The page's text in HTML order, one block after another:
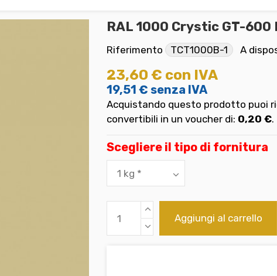
RAL 1000 Crystic GT-600
Riferimento TCT1000B-1 A
23,60 € con IVA
19,51 € senza IVA
Acquistando questo prodotto puoi
convertibili in un voucher di: 0,20 €.
Scegliere il tipo di fornitura
Aggiungi al carrello